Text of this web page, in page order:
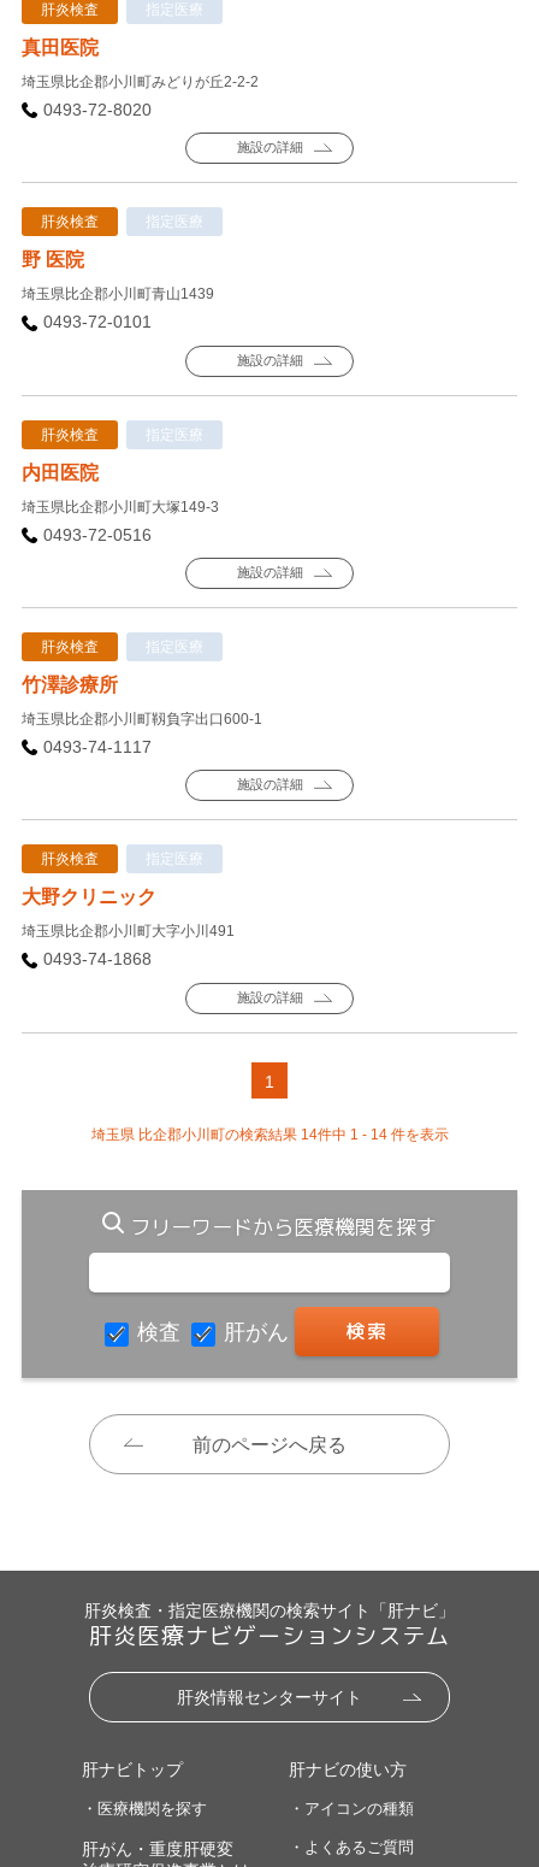
肝炎検査 指定医療
真田医院
埼玉県比企郡小川町みどりが丘2-2-2
0493-72-8020
施設の詳細
肝炎検査 指定医療
野 医院
埼玉県比企郡小川町青山1439
0493-72-0101
施設の詳細
肝炎検査 指定医療
内田医院
埼玉県比企郡小川町大塚149-3
0493-72-0516
施設の詳細
肝炎検査 指定医療
竹澤診療所
埼玉県比企郡小川町靱負字出口600-1
0493-74-1117
施設の詳細
肝炎検査 指定医療
大野クリニック
埼玉県比企郡小川町大字小川491
0493-74-1868
施設の詳細
1
埼玉県 比企郡小川町の検索結果 14件中 1 - 14 件を表示
フリーワードから医療機関を探す
検査 肝がん
前のページへ戻る
肝炎検査・指定医療機関の検索サイト「肝ナビ」
肝炎医療ナビゲーションシステム
肝炎情報センターサイト
肝ナビトップ
・医療機関を探す
肝がん・重度肝硬変
肝ナビの使い方
・アイコンの種類
・よくあるご質問